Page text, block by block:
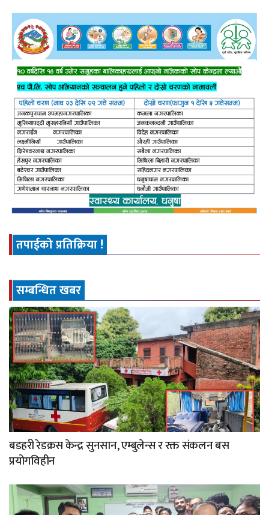
तपाईको प्रतिक्रिया !
सम्बन्धित खबर
बडहरी रेडक्रस केन्द्र सुनसान, एम्बुलेन्स र रक्त संकलन बस
प्रयोगविहीन